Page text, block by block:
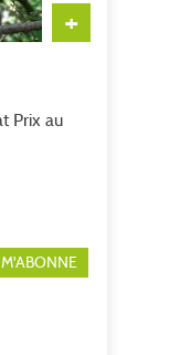
+
Prix au
M'ABONNE